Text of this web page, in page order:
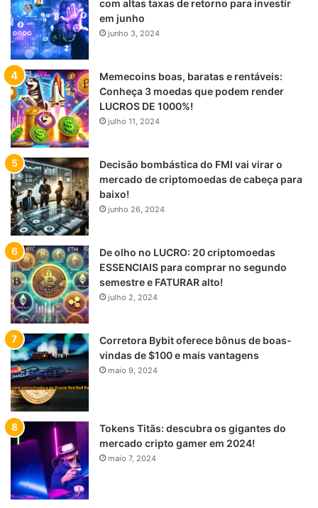
com altas taxas de retorno para investir
em junho
junho 3, 2024
Memecoins boas, baratas e rentáveis:
Conheça 3 moedas que podem render
LUCROS DE 1000%!
julho 11, 2024
Decisão bombástica do FMI vai virar o
mercado de criptomoedas de cabeça para
baixo!
junho 26, 2024
De olho no LUCRO: 20 criptomoedas
ESSENCIAIS para comprar no segundo
semestre e FATURAR alto!
julho 2, 2024
Corretora Bybit oferece bônus de boas-
vindas de $100 e mais vantagens
maio 9, 2024
Tokens Titãs: descubra os gigantes do
mercado cripto gamer em 2024!
maio 7, 2024